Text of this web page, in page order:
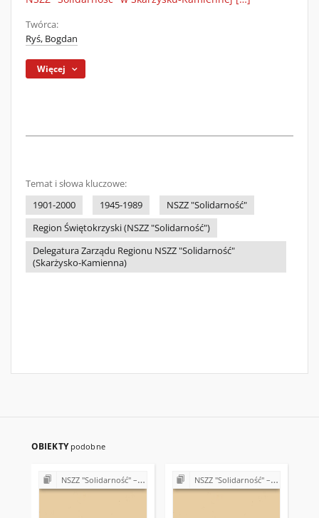
Twórca:
Ryś, Bogdan
Więcej
Temat i słowa kluczowe:
1901-2000
1945-1989
NSZZ "Solidarność"
Region Świętokrzyski (NSZZ "Solidarność")
Delegatura Zarządu Regionu NSZZ "Solidarność"
(Skarżysko-Kamienna)
OBIEKTY podobne
NSZZ "Solidarność" – różne Koła, Komisje i Delegatury w Regionie Świętokrzyskim (1989-1990) NSZZ "Solidarność" – różne Koła, Komisje i Delegatury w Regionie Świętokrzyskim (1989-1990)